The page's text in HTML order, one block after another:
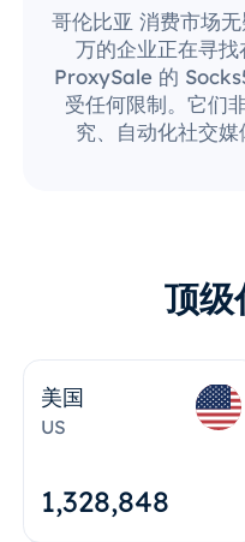
哥伦比亚 消费市场
万的企业正在寻
ProxySale 的
受任何限制。它们
究、自动化社交媒
顶级
美国
US
1,328,848